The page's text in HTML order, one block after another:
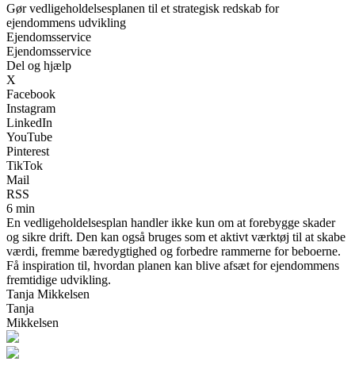
Gør vedligeholdelsesplanen til et strategisk redskab for
ejendommens udvikling
Ejendomsservice
Ejendomsservice
Del og hjælp
X
Facebook
Instagram
LinkedIn
YouTube
Pinterest
TikTok
Mail
RSS
6 min
En vedligeholdelsesplan handler ikke kun om at forebygge skader
og sikre drift. Den kan også bruges som et aktivt værktøj til at skabe
værdi, fremme bæredygtighed og forbedre rammerne for beboerne.
Få inspiration til, hvordan planen kan blive afsæt for ejendommens
fremtidige udvikling.
Tanja Mikkelsen
Tanja
Mikkelsen